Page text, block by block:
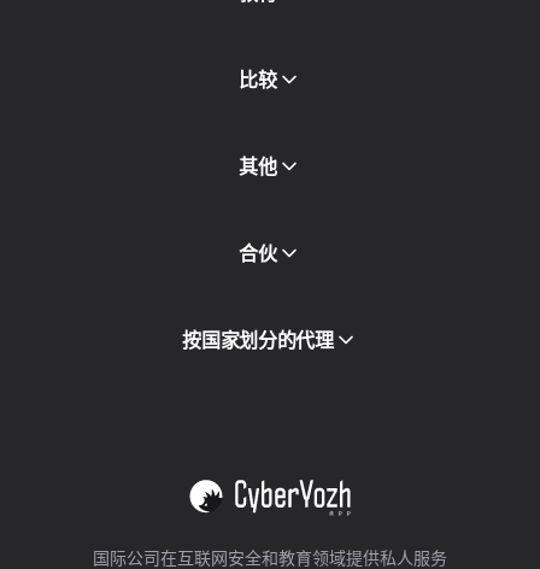
合作伙伴
免费书
比较
其他
API访问
集成
合伙
合作伙伴计划
转售
按国家划分的代理
查看全部
国际公司在互联网安全和教育领域提供私人服务